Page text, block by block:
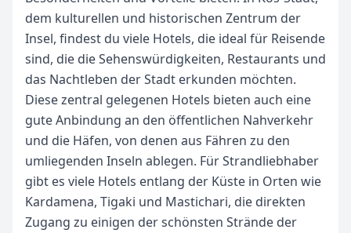
dem kulturellen und historischen Zentrum der
Insel, findest du viele Hotels, die ideal für Reisende
sind, die die Sehenswürdigkeiten, Restaurants und
das Nachtleben der Stadt erkunden möchten.
Diese zentral gelegenen Hotels bieten auch eine
gute Anbindung an den öffentlichen Nahverkehr
und die Häfen, von denen aus Fähren zu den
umliegenden Inseln ablegen. Für Strandliebhaber
gibt es viele Hotels entlang der Küste in Orten wie
Kardamena, Tigaki und Mastichari, die direkten
Zugang zu einigen der schönsten Strände der